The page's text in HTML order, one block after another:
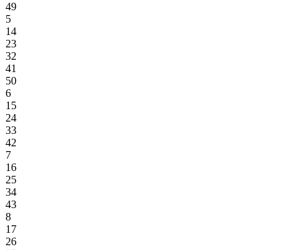
49
5
14
23
32
41
50
6
15
24
33
42
7
16
25
34
43
8
17
26